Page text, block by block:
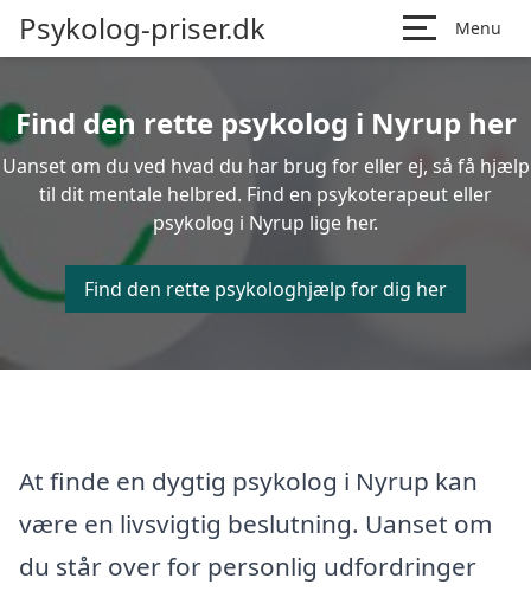
Psykolog-priser.dk Menu
Find den rette psykolog i Nyrup her
Uanset om du ved hvad du har brug for eller ej, så få hjælp
til dit mentale helbred. Find en psykoterapeut eller
psykolog i Nyrup lige her.
Find den rette psykologhjælp for dig her
At finde en dygtig psykolog i Nyrup kan
være en livsvigtig beslutning. Uanset om
du står over for personlig udfordringer